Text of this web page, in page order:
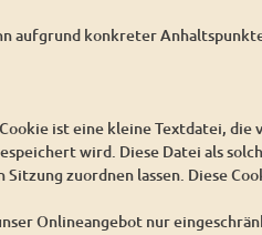
aufgrund konkreter
ist eine kleine Textdatei,
wird. Diese Datei als
zuordnen lassen. Diese
Onlineangebot nur